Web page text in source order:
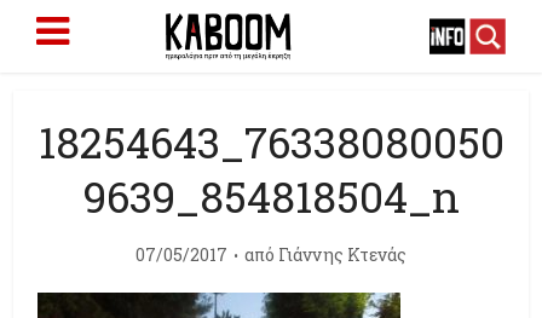
18254643_76338080050
9639_854818504_n
07/05/2017 από Γιάννης Κτενάς